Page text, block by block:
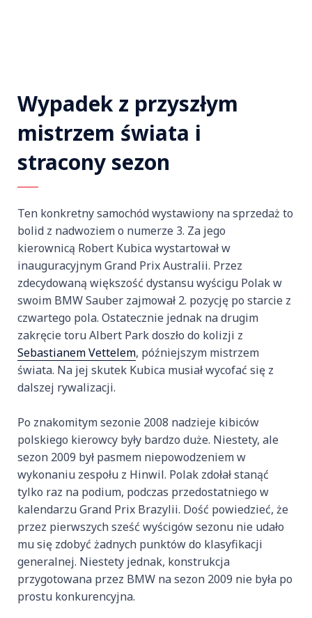
Wypadek z przyszłym
mistrzem świata i
stracony sezon
Ten konkretny samochód wystawiony na sprzedaż to
bolid z nadwoziem o numerze 3. Za jego
kierownicą Robert Kubica wystartował w
inauguracyjnym Grand Prix Australii. Przez
zdecydowaną większość dystansu wyścigu Polak w
swoim BMW Sauber zajmował 2. pozycję po starcie z
czwartego pola. Ostatecznie jednak na drugim
zakręcie toru Albert Park doszło do kolizji z
Sebastianem Vettelem, późniejszym mistrzem
świata. Na jej skutek Kubica musiał wycofać się z
dalszej rywalizacji.
Po znakomitym sezonie 2008 nadzieje kibiców
polskiego kierowcy były bardzo duże. Niestety, ale
sezon 2009 był pasmem niepowodzeniem w
wykonaniu zespołu z Hinwil. Polak zdołał stanąć
tylko raz na podium, podczas przedostatniego w
kalendarzu Grand Prix Brazylii. Dość powiedzieć, że
przez pierwszych sześć wyścigów sezonu nie udało
mu się zdobyć żadnych punktów do klasyfikacji
generalnej. Niestety jednak, konstrukcja
przygotowana przez BMW na sezon 2009 nie była po
prostu konkurencyjna.